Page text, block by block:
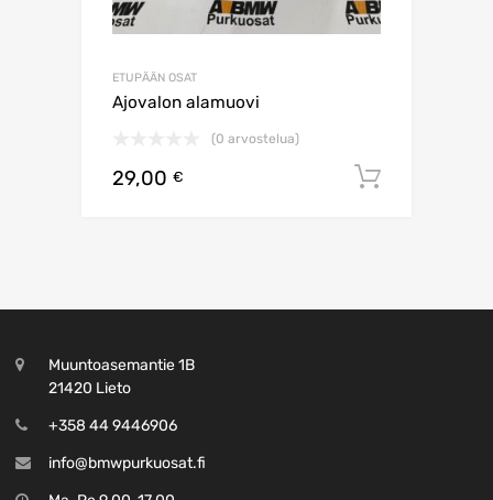
ETUPÄÄN OSAT
Ajovalon alamuovi
(0 arvostelua)
29,00 €
Muuntoasemantie 1B
21420 Lieto
+358 44 9446906
info@bmwpurkuosat.fi